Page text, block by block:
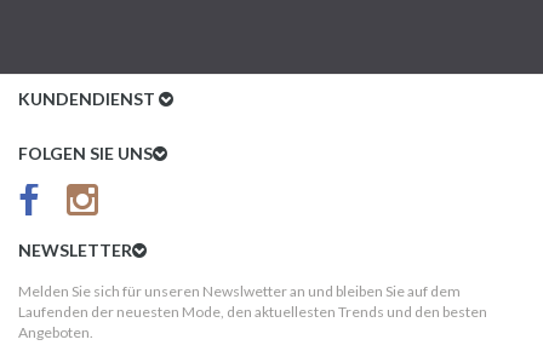
KUNDENDIENST
Kundenservice
AGB
Kundeninformationen
FOLGEN SIE UNS
NEWSLETTER
Melden Sie sich für unseren Newslwetter an und bleiben Sie auf dem
Laufenden der neuesten Mode, den aktuellesten Trends und den besten
Angeboten.